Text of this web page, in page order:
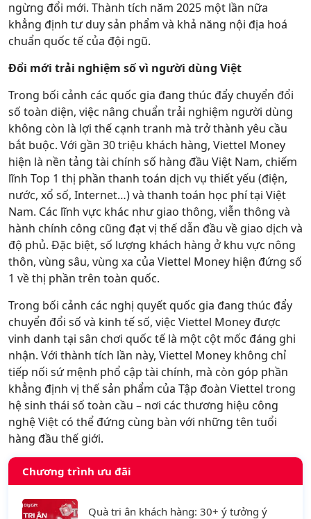
ngừng đổi mới. Thành tích năm 2025 một lần nữa
khẳng định tư duy sản phẩm và khả năng nội địa hoá
chuẩn quốc tế của đội ngũ.
Đổi mới trải nghiệm số vì người dùng Việt
Trong bối cảnh các quốc gia đang thúc đẩy chuyển đổi
số toàn diện, việc nâng chuẩn trải nghiệm người dùng
không còn là lợi thế cạnh tranh mà trở thành yêu cầu
bắt buộc. Với gần 30 triệu khách hàng, Viettel Money
hiện là nền tảng tài chính số hàng đầu Việt Nam, chiếm
lĩnh Top 1 thị phần thanh toán dịch vụ thiết yếu (điện,
nước, xổ số, Internet…) và thanh toán học phí tại Việt
Nam. Các lĩnh vực khác như giao thông, viễn thông và
hành chính công cũng đạt vị thế dẫn đầu về giao dịch và
độ phủ. Đặc biệt, số lượng khách hàng ở khu vực nông
thôn, vùng sâu, vùng xa của Viettel Money hiện đứng số
1 về thị phần trên toàn quốc.
Trong bối cảnh các nghị quyết quốc gia đang thúc đẩy
chuyển đổi số và kinh tế số, việc Viettel Money được
vinh danh tại sân chơi quốc tế là một cột mốc đáng ghi
nhận. Với thành tích lần này, Viettel Money không chỉ
tiếp nối sứ mệnh phổ cập tài chính, mà còn góp phần
khẳng định vị thế sản phẩm của Tập đoàn Viettel trong
hệ sinh thái số toàn cầu – nơi các thương hiệu công
nghệ Việt có thể đứng cùng bàn với những tên tuổi
hàng đầu thế giới.
Chương trình ưu đãi
Quà tri ân khách hàng: 30+ ý tưởng ý